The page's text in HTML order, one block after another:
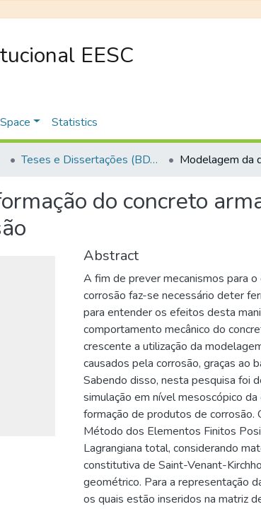
EESC
Statistics
Teses e Dissertações (BDTD USP)
do concreto
Abstract
A fim de prever mecanismos para
corrosão faz-se necessário deter
para entender os efeitos desta
comportamento mecânico do
crescente a utilização da
causados pela corrosão, graças ao
Sabendo disso, nesta pesquisa foi
simulação em nível mesoscópico
formação de produtos de
Método dos Elementos Finitos
Lagrangiana total, considerando
constitutiva de Saint-Venant-
geométrico. Para a representação
os quais estão inseridos na matriz